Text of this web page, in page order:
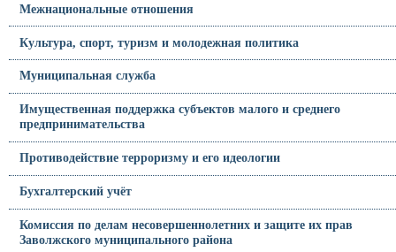
Межнациональные отношения
Культура, спорт, туризм и молодежная политика
Муниципальная служба
Имущественная поддержка субъектов малого и среднего
предпринимательства
Противодействие терроризму и его идеологии
Бухгалтерский учёт
Комиссия по делам несовершеннолетних и защите их прав
Заволжского муниципального района